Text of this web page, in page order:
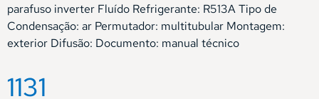
parafuso inverter Fluído Refrigerante: R513A Tipo de
Condensação: ar Permutador: multitubular Montagem:
exterior Difusão: Documento: manual técnico
1131